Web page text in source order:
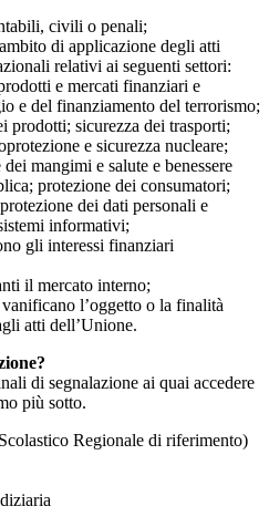
civili o penali;
di applicazione degli atti
relativi ai seguenti settori:
e mercati finanziari e
e del finanziamento del terrorismo;
prodotti; sicurezza dei trasporti;
e sicurezza nucleare;
mangimi e salute e benessere
protezione dei consumatori;
dei dati personali e
informativi;
gli interessi finanziari
il mercato interno;
l’oggetto o la finalità
atti dell’Unione.
di segnalazione ai quai accedere
più sotto.
Regionale di riferimento)